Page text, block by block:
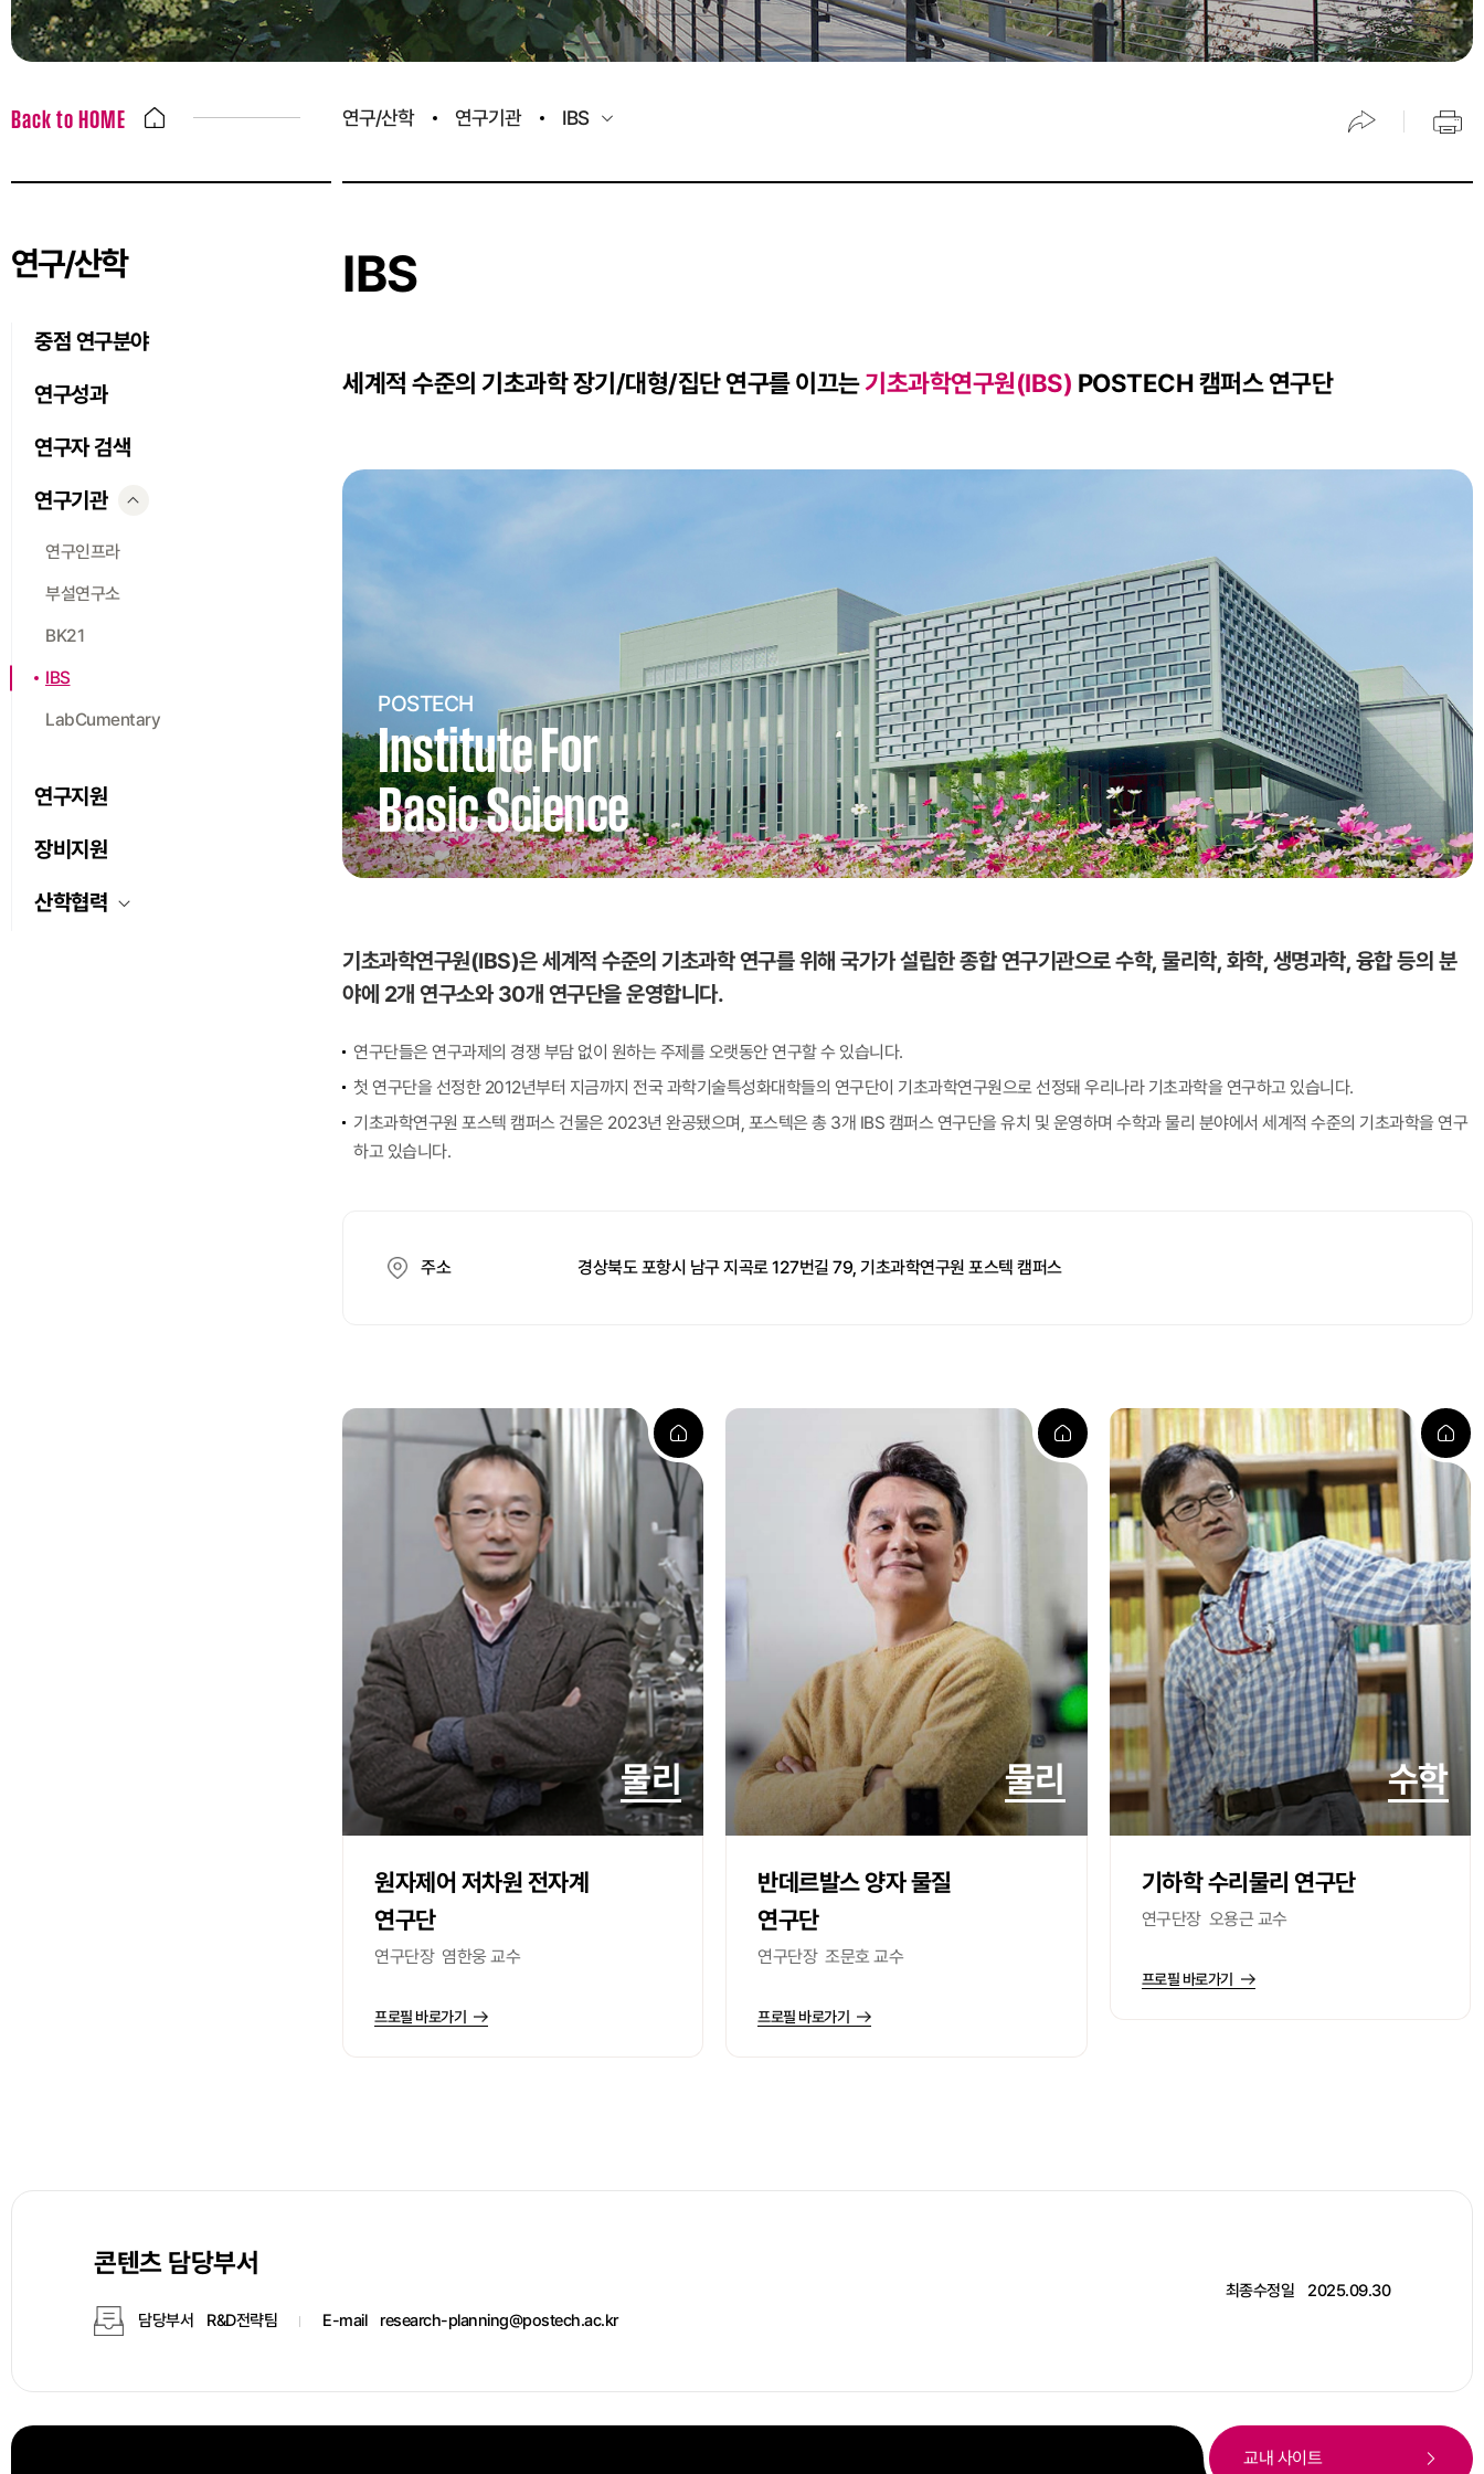
Back to HOME 연구/산학 연구기관 IBS
연구/산학
중점 연구분야
연구성과
연구자 검색
연구기관
연구인프라
부설연구소
BK21
IBS
LabCumentary
연구지원
장비지원
산학협력
IBS
세계적 수준의 기초과학 장기/대형/집단 연구를 이끄는기초과학연구원(IBS) POSTECH 캠퍼스 연구단
POSTECH
Institute For
Basic Science
기초과학연구원(IBS)은 세계적 수준의 기초과학 연구를 위해 국가가 설립한 종합 연구기관으로수학, 물리학, 화학, 생명과학, 융합 등의 분
야에 2개 연구소와 30개 연구단을 운영합니다.
연구단들은 연구과제의 경쟁 부담 없이 원하는 주제를 오랫동안 연구할 수 있습니다.
첫 연구단을 선정한 2012년부터 지금까지 전국 과학기술특성화대학들의 연구단이 기초과학연구원으로 선정돼 우리나라 기초과학을 연구하고 있습니다.
기초과학연구원 포스텍 캠퍼스 건물은 2023년 완공됐으며, 포스텍은 총 3개 IBS 캠퍼스 연구단을 유치 및 운영하며 수학과 물리 분야에서 세계적 수준의 기초과학을 연구
하고 있습니다.
주소 경상북도 포항시 남구 지곡로 127번길 79, 기초과학연구원 포스텍 캠퍼스
물리
원자제어 저차원 전자계
연구단
연구단장 염한웅 교수
프로필 바로가기
물리
반데르발스 양자 물질
연구단
연구단장 조문호 교수
프로필 바로가기
수학
기하학 수리물리 연구단
연구단장 오용근 교수
프로필 바로가기
콘텐츠 담당부서
담당부서 R&D전략팀 E-mail research-planning@postech.ac.kr
최종수정일 2025.09.30
교내 사이트